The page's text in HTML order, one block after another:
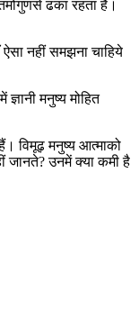
ढका रहता है।
ऐसा नहीं समझना चाहिये
मनुष्य मोहित
विमूढ़ मनुष्य आत्माको
जानते? उनमें क्या कमी है